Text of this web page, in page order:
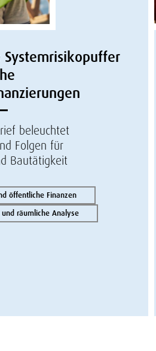
beleuchtet
Folgen für
Bautätigkeit
öffentliche Finanzen
räumliche Analyse